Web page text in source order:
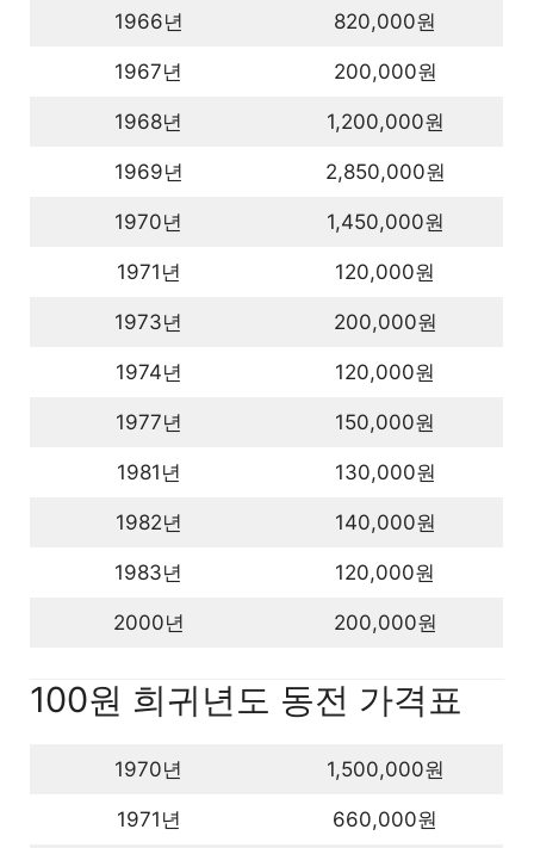
1966년 820,000원
1967년 200,000원
1968년 1,200,000원
1969년 2,850,000원
1970년 1,450,000원
1971년 120,000원
1973년 200,000원
1974년 120,000원
1977년 150,000원
1981년 130,000원
1982년 140,000원
1983년 120,000원
2000년 200,000원
100원 희귀년도 동전 가격표
1970년 1,500,000원
1971년 660,000원